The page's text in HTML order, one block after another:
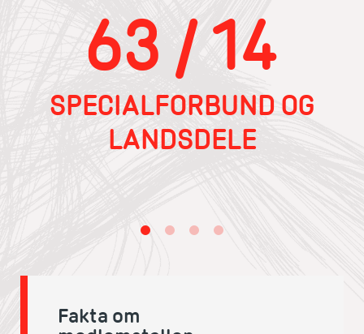
63 / 14
SPECIALFORBUND OG
LANDSDELE
Fakta om